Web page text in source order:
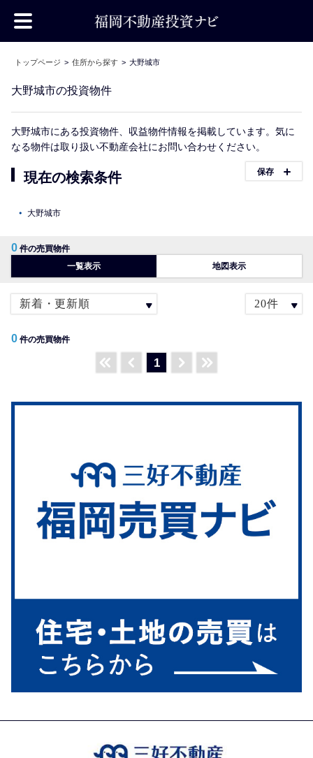
トップページ 住所から探す 大野城市
大野城市の投資物件
大野城市にある投資物件、収益物件情報を掲載しています。気に
なる物件は取り扱い不動産会社にお問い合わせください。
0 件の売買物件
一覧表示
地図表示
0 件の売買物件
1
現在の検索条件
大野城市
保存